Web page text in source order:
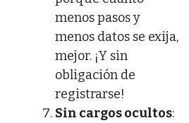
menos pasos y
menos datos se exija,
mejor. ¡Y sin
obligación de
registrarse!
Sin cargos ocultos: